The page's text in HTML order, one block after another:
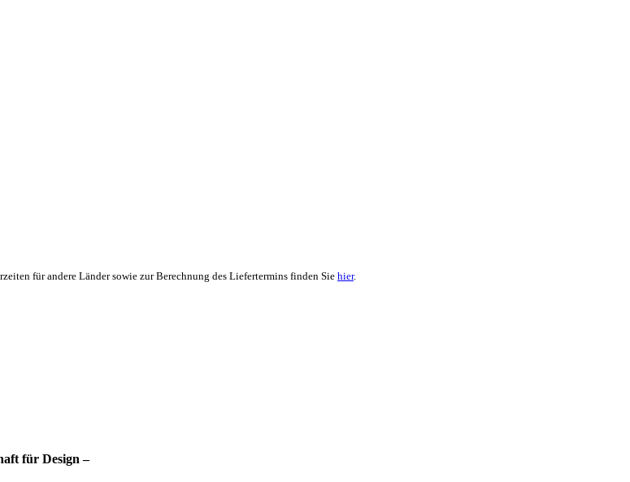
für andere Länder sowie zur Berechnung des Liefertermins finden Sie hier.
für Design –